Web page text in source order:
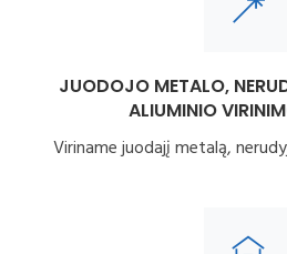
JUODOJO METALO,
ALIUMINIO
Viriname juodajį metalą,